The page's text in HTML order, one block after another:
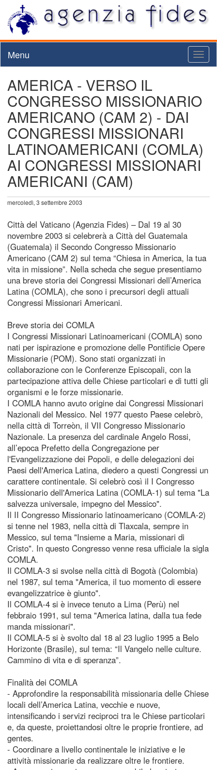
Menu
AMERICA - VERSO IL
CONGRESSO MISSIONARIO
AMERICANO (CAM 2) - DAI
CONGRESSI MISSIONARI
LATINOAMERICANI (COMLA)
AI CONGRESSI MISSIONARI
AMERICANI (CAM)
mercoledì, 3 settembre 2003
Città del Vaticano (Agenzia Fides) – Dal 19 al 30
novembre 2003 si celebrerà a Città del Guatemala
(Guatemala) il Secondo Congresso Missionario
Americano (CAM 2) sul tema “Chiesa in America, la tua
vita in missione”. Nella scheda che segue presentiamo
una breve storia dei Congressi Missionari dell’America
Latina (COMLA), che sono i precursori degli attuali
Congressi Missionari Americani.
Breve storia dei COMLA
I Congressi Missionari Latinoamericani (COMLA) sono
nati per ispirazione e promozione delle Pontificie Opere
Missionarie (POM). Sono stati organizzati in
collaborazione con le Conferenze Episcopali, con la
partecipazione attiva delle Chiese particolari e di tutti gli
organismi e le forze missionarie.
I COMLA hanno avuto origine dai Congressi Missionari
Nazionali del Messico. Nel 1977 questo Paese celebrò,
nella città di Torreòn, il VII Congresso Missionario
Nazionale. La presenza del cardinale Angelo Rossi,
all’epoca Prefetto della Congregazione per
l'Evangelizzazione dei Popoli, e delle delegazioni dei
Paesi dell'America Latina, diedero a questi Congressi un
carattere continentale. Si celebrò così il I Congresso
Missionario dell'America Latina (COMLA-1) sul tema "La
salvezza universale, impegno del Messico".
Il II Congresso Missionario latinoamericano (COMLA-2)
si tenne nel 1983, nella città di Tlaxcala, sempre in
Messico, sul tema "Insieme a Maria, missionari di
Cristo". In questo Congresso venne resa ufficiale la sigla
COMLA.
Il COMLA-3 si svolse nella città di Bogotà (Colombia)
nel 1987, sul tema "America, il tuo momento di essere
evangelizzatrice è giunto".
Il COMLA-4 si è invece tenuto a Lima (Perù) nel
febbraio 1991, sul tema "America latina, dalla tua fede
manda missionari".
Il COMLA-5 si è svolto dal 18 al 23 luglio 1995 a Belo
Horizonte (Brasile), sul tema: “Il Vangelo nelle culture.
Cammino di vita e di speranza”.
Finalità dei COMLA
- Approfondire la responsabilità missionaria delle Chiese
locali dell’America Latina, vecchie e nuove,
intensificando i servizi reciproci tra le Chiese particolari
e, da queste, proiettandosi oltre le proprie frontiere, ad
gentes.
- Coordinare a livello continentale le iniziative e le
attività missionarie da realizzare oltre le frontiere.